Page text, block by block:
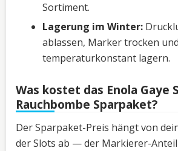
Sortiment.
Lagerung im Winter:
ablassen, Marker trocken und
temperaturkonstant lagern.
Was kostet das Enola Gaye
Rauchbombe Sparpaket?
Der Sparpaket-Preis hängt von
der Slots ab — der Markierer-